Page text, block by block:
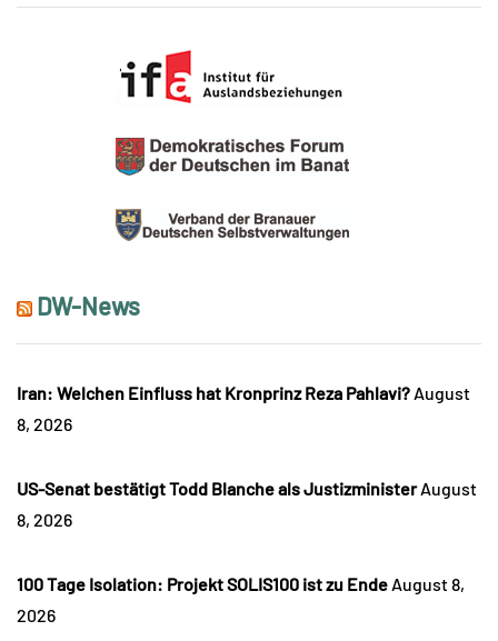
DW-News
Iran: Welchen Einfluss hat Kronprinz Reza Pahlavi? August
8, 2026
US-Senat bestätigt Todd Blanche als Justizminister August
8, 2026
100 Tage Isolation: Projekt SOLIS100 ist zu Ende August 8,
2026